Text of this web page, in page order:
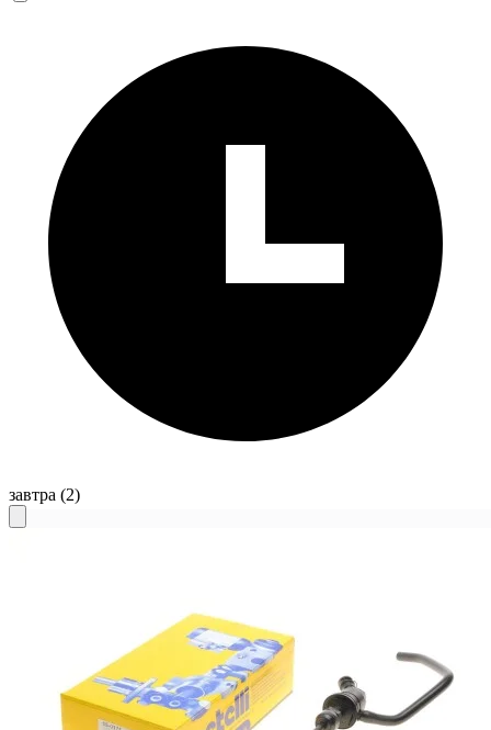
завтра (2)